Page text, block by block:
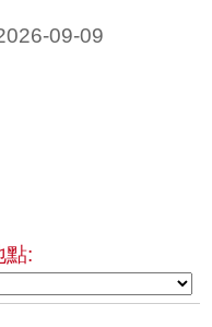
09-09
點: